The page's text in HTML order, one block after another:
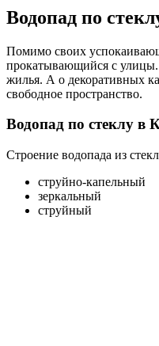
Водопад по
Помимо своих
прокатывающийся с улицы.
жилья. А о декоративных
свободное пространство.
Водопад по стеклу в
Строение водопада из
струйно-капельный
зеркальный
струйный